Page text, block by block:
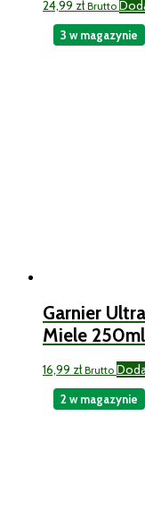
24,99 zł Brutto
Garnier
Miele 250ml
16,99 zł Brutto
3 w magazynie
2 w magazynie